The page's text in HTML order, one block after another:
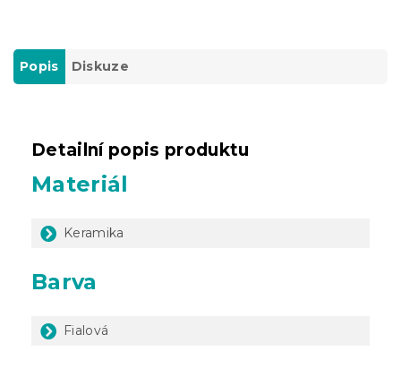
Popis Diskuze
Detailní popis produktu
Materiál
Keramika
Barva
Fialová